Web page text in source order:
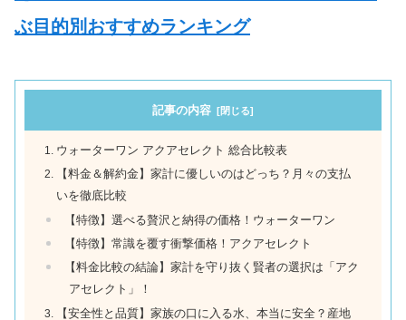
ぶ目的別おすすめランキング
記事の内容
ウォーターワン アクアセレクト 総合比較表
【料金＆解約金】家計に優しいのはどっち？月々の支払
いを徹底比較
【特徴】選べる贅沢と納得の価格！ウォーターワン
【特徴】常識を覆す衝撃価格！アクアセレクト
【料金比較の結論】家計を守り抜く賢者の選択は「アク
アセレクト」！
【安全性と品質】家族の口に入る水、本当に安全？産地